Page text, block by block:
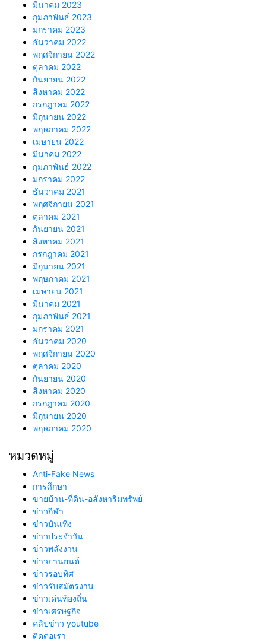
มีนาคม 2023
กุมภาพันธ์ 2023
มกราคม 2023
ธันวาคม 2022
พฤศจิกายน 2022
ตุลาคม 2022
กันยายน 2022
สิงหาคม 2022
กรกฎาคม 2022
มิถุนายน 2022
พฤษภาคม 2022
เมษายน 2022
มีนาคม 2022
กุมภาพันธ์ 2022
มกราคม 2022
ธันวาคม 2021
พฤศจิกายน 2021
ตุลาคม 2021
กันยายน 2021
สิงหาคม 2021
กรกฎาคม 2021
มิถุนายน 2021
พฤษภาคม 2021
เมษายน 2021
มีนาคม 2021
กุมภาพันธ์ 2021
มกราคม 2021
ธันวาคม 2020
พฤศจิกายน 2020
ตุลาคม 2020
กันยายน 2020
สิงหาคม 2020
กรกฎาคม 2020
มิถุนายน 2020
พฤษภาคม 2020
หมวดหมู่
Anti-Fake News
การศึกษา
ขายบ้าน-ที่ดิน-อสังหาริมทรัพย์
ข่าวกีฬา
ข่าวบันเทิง
ข่าวประจำวัน
ข่าวพลังงาน
ข่าวยานยนต์
ข่าวรอบทิศ
ข่าวรับสมัตรงาน
ข่าวเด่นท้องถิ่น
ข่าวเศรษฐกิจ
คลิปข่าว youtube
ติดต่อเรา